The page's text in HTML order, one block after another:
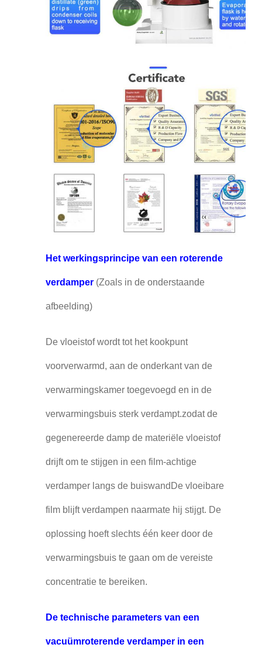
Het werkingsprincipe van een roterende
verdamper (Zoals in de onderstaande
afbeelding)
De vloeistof wordt tot het kookpunt
voorverwarmd, aan de onderkant van de
verwarmingskamer toegevoegd en in de
verwarmingsbuis sterk verdampt.zodat de
gegenereerde damp de materiële vloeistof
drijft om te stijgen in een film-achtige
verdamper langs de buiswandDe vloeibare
film blijft verdampen naarmate hij stijgt. De
oplossing hoeft slechts één keer door de
verwarmingsbuis te gaan om de vereiste
concentratie te bereiken.
De technische parameters van een
vacuümroterende verdamper in een